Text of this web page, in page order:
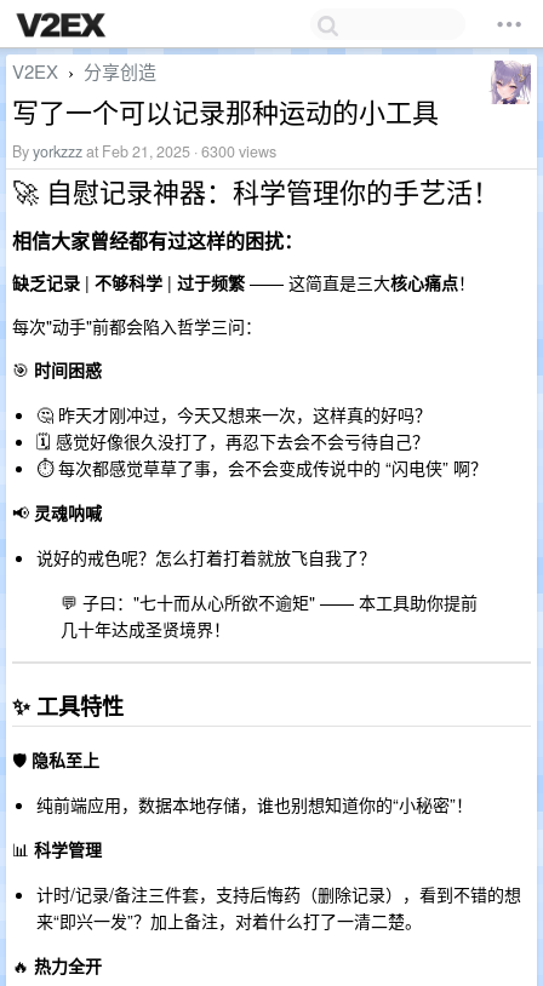
V2EX › 分享创造
写了一个可以记录那种运动的小工具
Byyorkzzzat Feb 21, 2025 · 6300 views
🚀 自慰记录神器：科学管理你的手艺活！
相信大家曾经都有过这样的困扰：
缺乏记录 | 不够科学 | 过于频繁 —— 这简直是三大核心痛点！
每次"动手"前都会陷入哲学三问：
🎯 时间困惑
🤔 昨天才刚冲过，今天又想来一次，这样真的好吗？
🗓️ 感觉好像很久没打了，再忍下去会不会亏待自己？
⏱️ 每次都感觉草草了事，会不会变成传说中的 “闪电侠” 啊？
📢 灵魂呐喊
说好的戒色呢？怎么打着打着就放飞自我了？
💬 子曰："七十而从心所欲不逾矩" —— 本工具助你提前
几十年达成圣贤境界！
✨ 工具特性
🛡️ 隐私至上
纯前端应用，数据本地存储，谁也别想知道你的“小秘密”！
📊 科学管理
计时/记录/备注三件套，支持后悔药（删除记录），看到不错的想
来“即兴一发”？加上备注，对着什么打了一清二楚。
🔥 热力全开